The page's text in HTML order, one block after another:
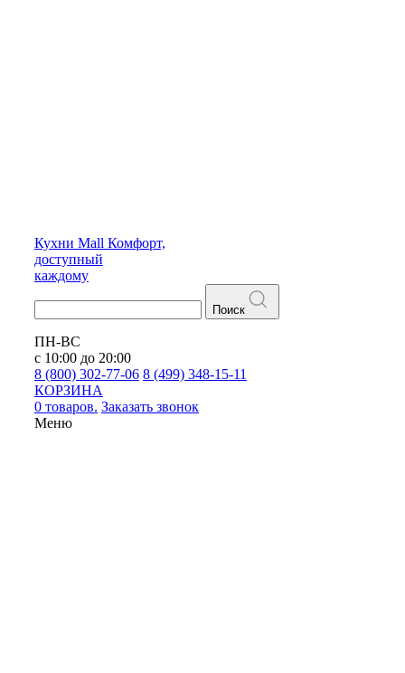
Кухни Mall Комфорт,
доступный
каждому
Поиск
ПН-ВС
с 10:00 до 20:00
8 (800) 302-77-06 8 (499) 348-15-11
КОРЗИНА
0 товаров. Заказать звонок
Меню